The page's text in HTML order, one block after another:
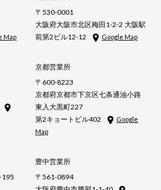
Map
〒530-0001
大阪府大阪市北区梅田1-2-2 大阪駅
前第2ビル12-12
Google Map
京都営業所
〒600-8223
京都府京都市下京区七条通油小路
東入大黒町227
第2キョートビル402
Google
Map
豊中営業所
〒561-0894